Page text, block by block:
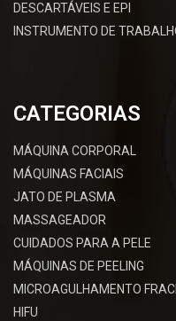
DESCARTÁVEIS E EPI
INSTRUMENTO DE
CATEGORIAS
MÁQUINA CORPORAL
MÁQUINAS FACIAIS
JATO DE PLASMA
MASSAGEADOR
CUIDADOS PARA A PELE
MÁQUINAS DE PEELING
MICROAGULHAMENTO
HIFU